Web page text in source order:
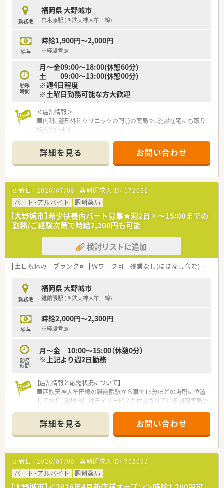
ライン服薬指導や地域連携薬局の認定など最先端の医療を提供
します。
■2階建ての建物の2階部分に店舗があり広々とした清潔感のあ
る空間で、周辺にはコンビニや飲食店も多く休憩時間も充実しま
■管理薬剤師は30代から40代のベテランが務めており、10年以
上在籍するスタッフもいるため相談しやすい安定した職場環境
です。
■事務スタッフの人数も多く、ピッキングやセット業務などのサ
できます。
勤務地
福岡県 大野城市
白木原駅 (西鉄天神大牟田線)
給与
時給1,900円～2,000円
※経験考慮
勤務
時間
月～金09:00～18:00(休憩60分)
土 09:00～13:00(休憩00分)
※週4日程度
※土曜日勤務可能な方大歓迎
＜店舗情報＞
■内科、整形外科クリニックの門前の薬局で、施設在宅にも取り
組んでいます。
介護用品もあります。
＜こんな薬局です＞
■福岡県春日市に本社を構え、福岡県内を中心に25店舗以上展
開しております。調剤薬局だけでなく、福祉施設などもグループ
内にあり、多角経営を行っております。
■処方箋枚数の多い店舗が多く、各店舗とも経営が安定しており
ます。
■在宅業務も積極的に取り組んでおり、TPN/IVH（中心静脈栄養
法）製剤調製のためのクリーンルーム（無菌室）を設置している店
舗もあります。
■気軽に来店しやすい薬局作りを目指しており、調剤薬局とカフ
ェが併設している店舗が現在3店舗あります
■階層別の研修、専門別の研修、Eラーニングなど幅広い教育制
度が用意され、認定薬剤師取得サポート等の体制も整っていま
す。
躍推進研修など多岐にわたる研修を準備しており認定薬剤師の
取得も可能です。
詳細を見る お問い合わせ
更新日： 2026/07/08 薬剤師求人ID： 172066
パート・アルバイト
調剤薬局
【大野城市】希少扶養内パート募集★週2日×～15:00までの
勤務/ご経験次第で時給2,300円も可能
検討リストに追加
土日祝休み ブランク可 Ｗワーク可 残業なし(ほぼなし含む)
勤務地
福岡県 大野城市
雑餉隈駅 (西鉄天神大牟田線)
給与
時給2,000円～2,300円
※経験考慮
勤務
時間
月～金 10:00～15:00（休憩0分）
※上記より週2日勤務
【店舗情報と応需状況について】
■西鉄天神大牟田線の雑餉隈駅から車で15分ほどの場所に位置
しており、敷地内にはデイサービスも併設されている調剤薬局で
■外来は1日20枚から30枚程度で内科がメインですが、施設在宅
や個人宅の応需があり地域の拠点となっています。
■人員体制は薬剤師が常勤2名とパート1名に加え、事務員が2名
在籍しており、常時薬剤師2名以上の手厚い配置で安心です。
【法人特徴について】
■福岡市近郊において3店舗の調剤薬局を安定経営している個人
法人であり、地域に密着した温かい医療サービスを提供していま
詳細を見る お問い合わせ
更新日： 2026/07/08 薬剤師求人ID： 702092
パート・アルバイト
調剤薬局